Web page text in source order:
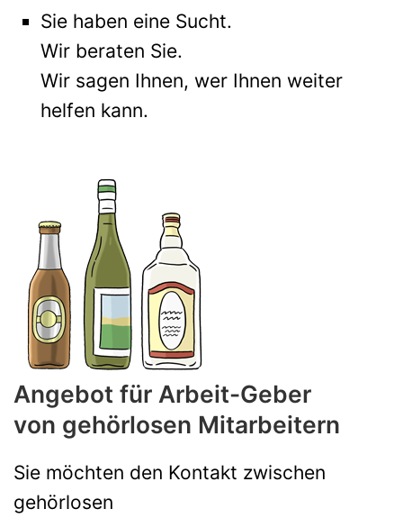
Sie haben eine Sucht.
Wir beraten Sie.
Wir sagen Ihnen, wer Ihnen weiter
helfen kann.
Angebot für Arbeit-Geber
von gehörlosen Mitarbeitern
Sie möchten den Kontakt zwischen
gehörlosen